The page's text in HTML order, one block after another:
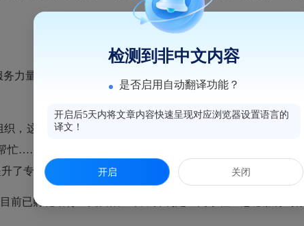
量的不足，该社区通过“党员带头、党员推荐”的方式挖掘
这些自治组织积极参与社区活动的策划筹备， “健康自转
忙……”闽亭社区的林阿姨每到周四，她都会到“健康自转亭
了专业水平。
已孵化培育12支自治组织，并制定《闽亭社区志愿服务时
检测到非中文内容
是否启用自动翻译功能？
开启后5天内将文章内容快速呈现对应浏览器设置语言的
译文！
开启 关闭